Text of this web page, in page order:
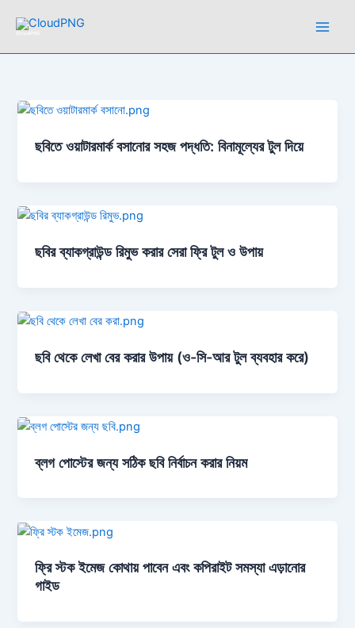
ছবিতে ওয়াটারমার্ক বসানোর সহজ পদ্ধতি: বিনামূল্যের টুল দিয়ে
ছবির ব্যাকগ্রাউন্ড রিমুভ করার সেরা ফ্রি টুল ও উপায়
ছবি থেকে লেখা বের করার উপায় (ও-সি-আর টুল ব্যবহার করে)
ব্লগ পোস্টের জন্য সঠিক ছবি নির্বাচন করার নিয়ম
ফ্রি স্টক ইমেজ কোথায় পাবেন এবং কপিরাইট সমস্যা এড়ানোর
গাইড